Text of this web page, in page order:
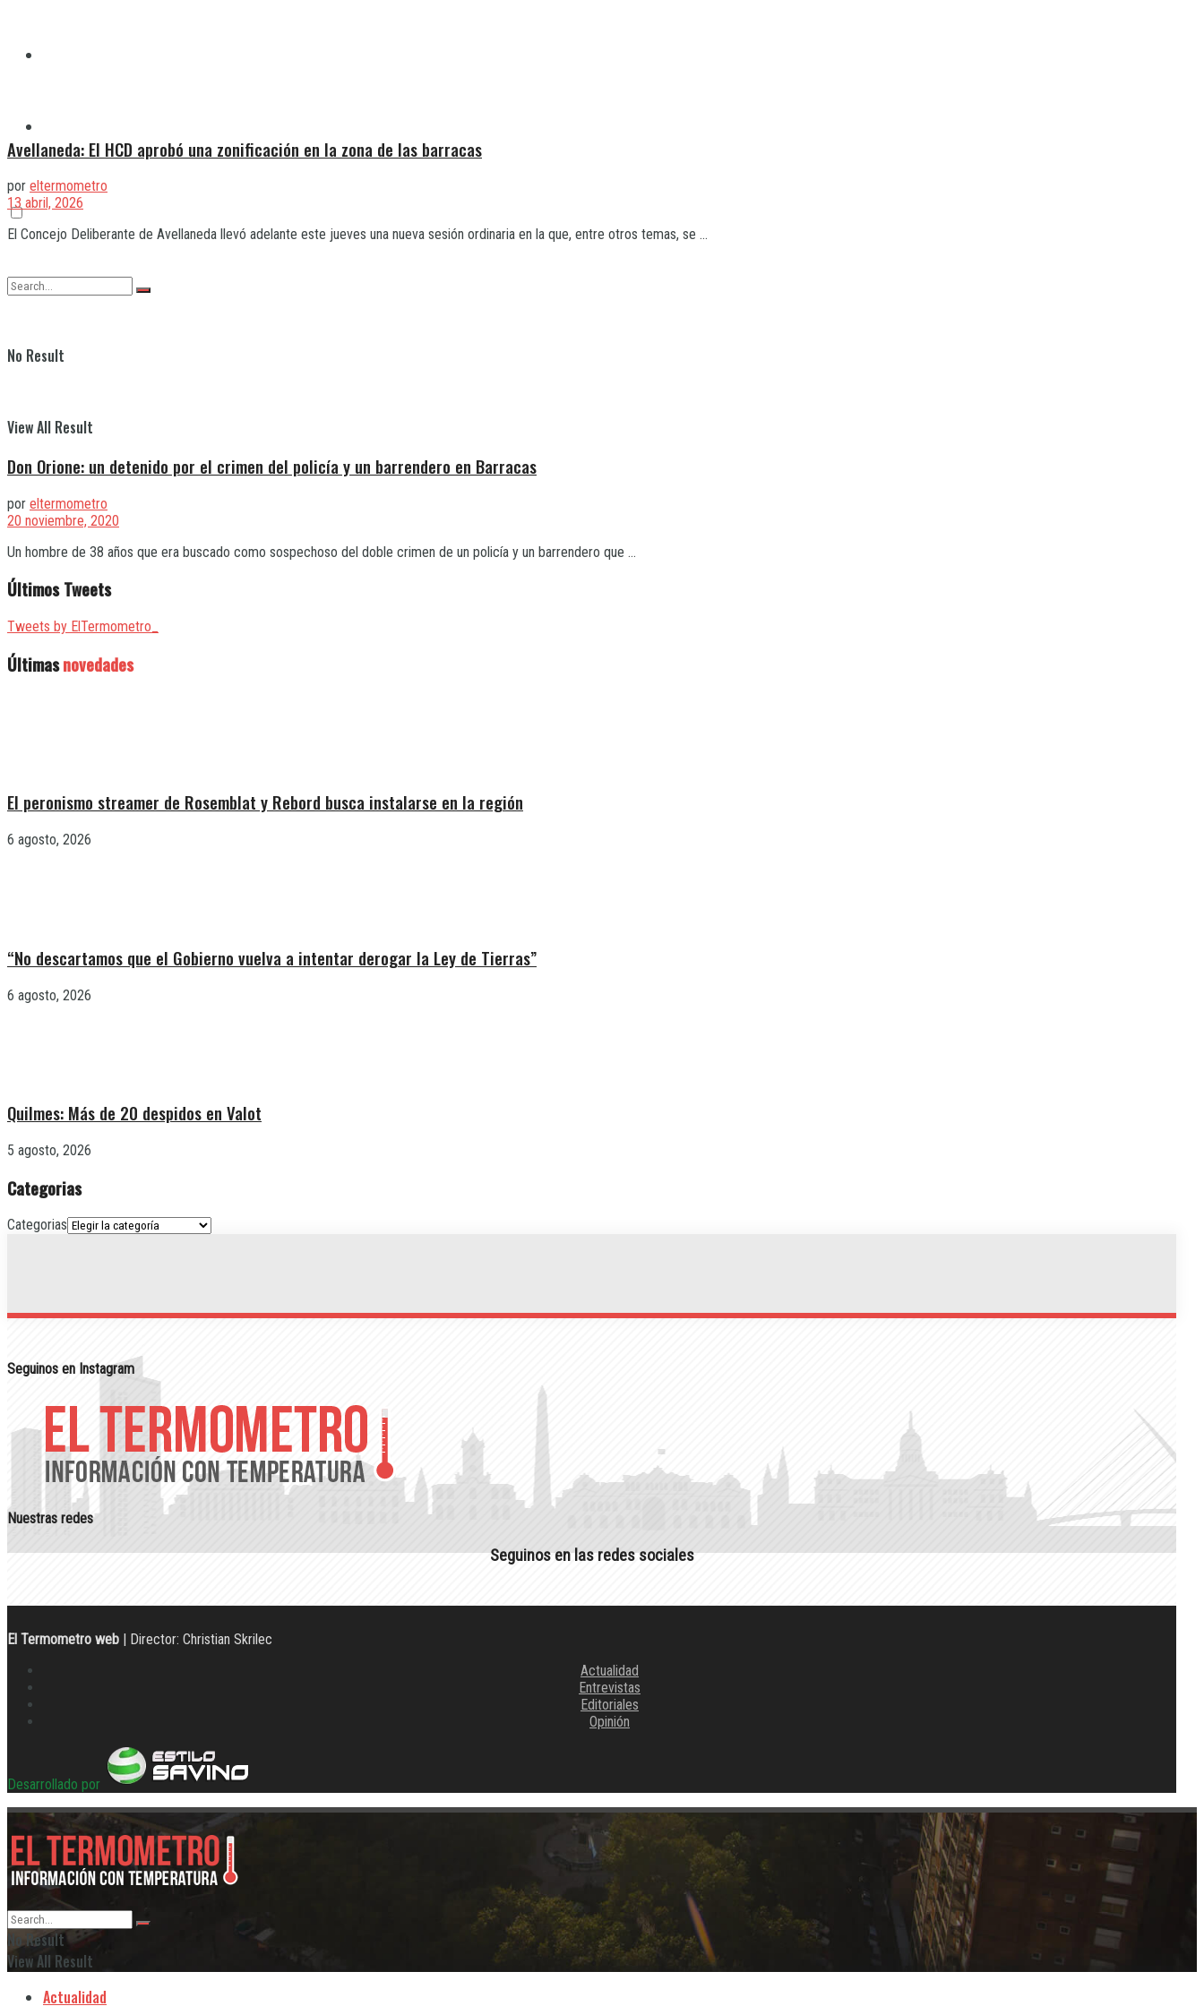
No Result
View All Result
Avellaneda: El HCD aprobó una zonificación en la zona de las barracas
por eltermometro
13 abril, 2026
El Concejo Deliberante de Avellaneda llevó adelante este jueves una nueva sesión ordinaria en la que, entre otros temas, se ...
Don Orione: un detenido por el crimen del policía y un barrendero en Barracas
por eltermometro
20 noviembre, 2020
Un hombre de 38 años que era buscado como sospechoso del doble crimen de un policía y un barrendero que ...
Últimos Tweets
Tweets by ElTermometro_
Últimasnovedades
El peronismo streamer de Rosemblat y Rebord busca instalarse en la región
6 agosto, 2026
“No descartamos que el Gobierno vuelva a intentar derogar la Ley de Tierras”
6 agosto, 2026
Quilmes: Más de 20 despidos en Valot
5 agosto, 2026
Categorias
Categorias
Seguinos en Instagram
Nuestras redes
Seguinos en las redes sociales
El Termometro web | Director: Christian Skrilec
Actualidad
Entrevistas
Editoriales
Opinión
Desarrollado por
No Result
View All Result
Actualidad